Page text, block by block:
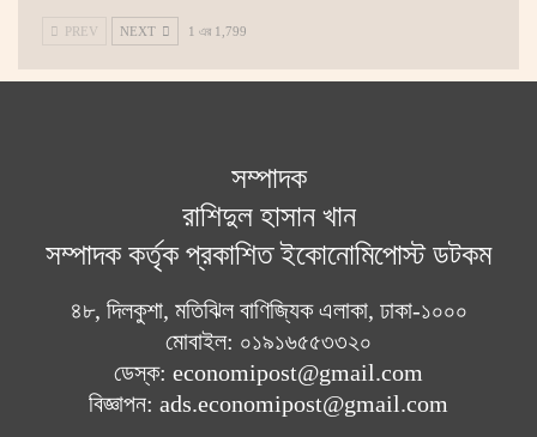
PREV NEXT 1 এর 1,799
সম্পাদক
রাশিদুল হাসান খান
সম্পাদক কর্তৃক প্রকাশিত ইকোনোমিপোস্ট ডটকম
৪৮, দিলকুশা, মতিঝিল বাণিজ্যিক এলাকা, ঢাকা-১০০০
মোবাইল: ০১৯১৬৫৫৩৩২০
ডেস্ক: economipost@gmail.com
বিজ্ঞাপন: ads.economipost@gmail.com